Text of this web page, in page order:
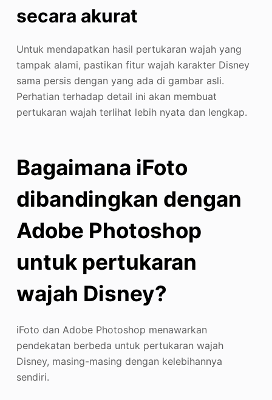
secara akurat
Untuk mendapatkan hasil pertukaran wajah yang
tampak alami, pastikan fitur wajah karakter Disney
sama persis dengan yang ada di gambar asli.
Perhatian terhadap detail ini akan membuat
pertukaran wajah terlihat lebih nyata dan lengkap.
Bagaimana iFoto
dibandingkan dengan
Adobe Photoshop
untuk pertukaran
wajah Disney?
iFoto dan Adobe Photoshop menawarkan
pendekatan berbeda untuk pertukaran wajah
Disney, masing-masing dengan kelebihannya
sendiri.